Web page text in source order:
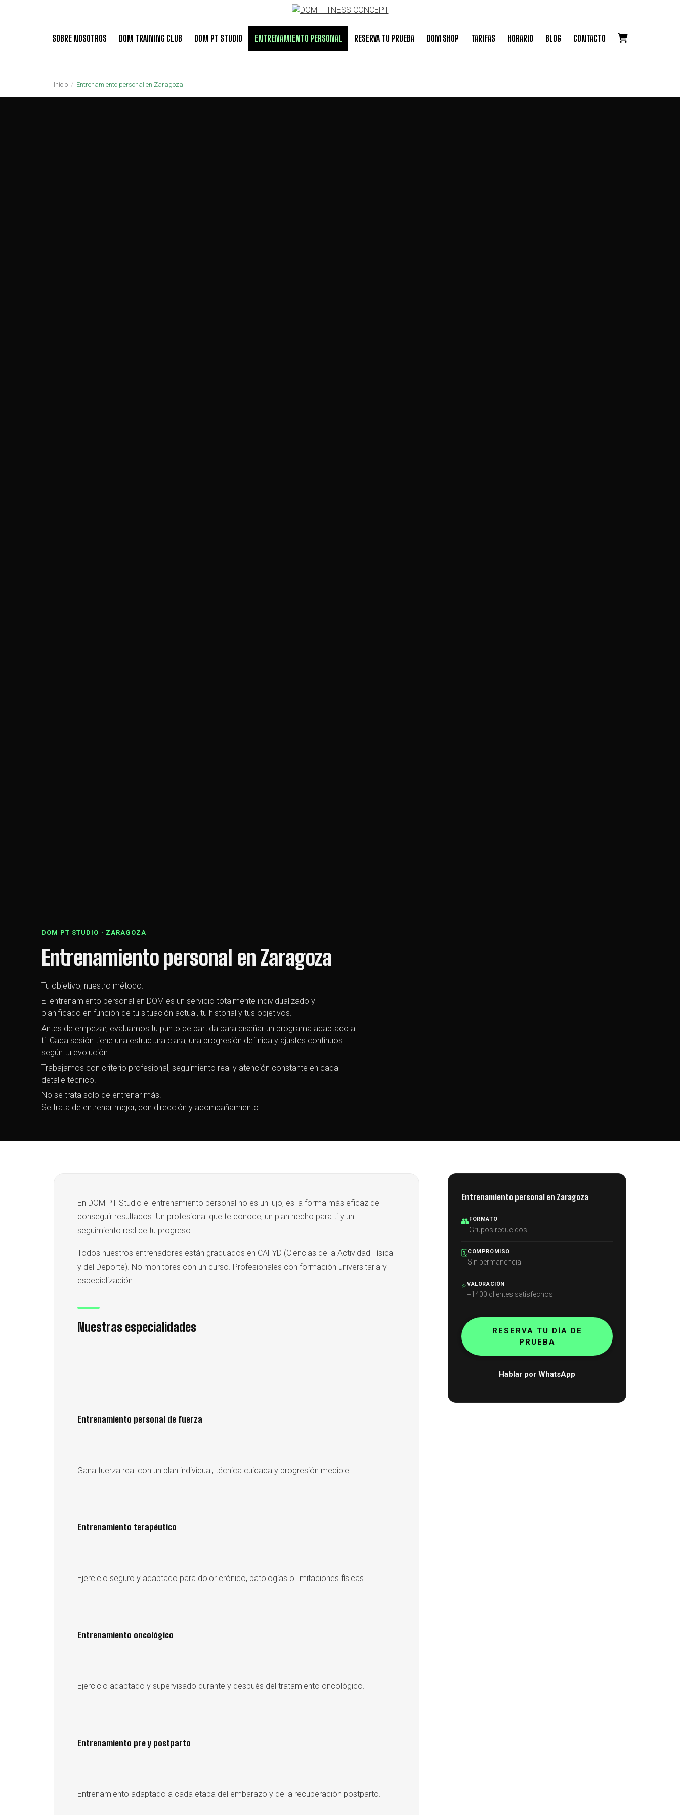
SOBRE NOSOTROS DOM TRAINING CLUB DOM PT STUDIO ENTRENAMIENTO PERSONAL RESERVA TU PRUEBA DOM SHOP TARIFAS HORARIO BLOG CONTACTO
Inicio / Entrenamiento personal en Zaragoza
DOM PT STUDIO · ZARAGOZA
Entrenamiento personal en Zaragoza
Tu objetivo, nuestro método.
El entrenamiento personal en DOM es un servicio totalmente individualizado y
planificado en función de tu situación actual, tu historial y tus objetivos.
Antes de empezar, evaluamos tu punto de partida para diseñar un programa adaptado a
ti. Cada sesión tiene una estructura clara, una progresión definida y ajustes continuos
según tu evolución.
Trabajamos con criterio profesional, seguimiento real y atención constante en cada
detalle técnico.
No se trata solo de entrenar más.
Se trata de entrenar mejor, con dirección y acompañamiento.
En DOM PT Studio el entrenamiento personal no es un lujo, es la forma más eficaz de
conseguir resultados. Un profesional que te conoce, un plan hecho para ti y un
seguimiento real de tu progreso.
Todos nuestros entrenadores están graduados en CAFYD (Ciencias de la Actividad Física
y del Deporte). No monitores con un curso. Profesionales con formación universitaria y
especialización.
Nuestras especialidades
Entrenamiento personal de fuerza
Gana fuerza real con un plan individual, técnica cuidada y progresión medible.
Entrenamiento terapéutico
Ejercicio seguro y adaptado para dolor crónico, patologías o limitaciones físicas.
Entrenamiento oncológico
Ejercicio adaptado y supervisado durante y después del tratamiento oncológico.
Entrenamiento pre y postparto
Entrenamiento adaptado a cada etapa del embarazo y de la recuperación postparto.
Entrenamiento personal en Zaragoza
👥FORMATO
Grupos reducidos
🗓️COMPROMISO
Sin permanencia
⭐VALORACIÓN
+1400 clientes satisfechos
RESERVA TU DÍA DE
PRUEBA
Hablar por WhatsApp